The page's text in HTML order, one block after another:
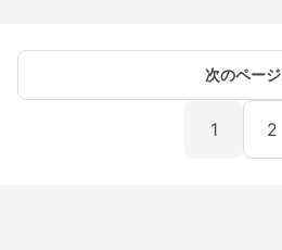
次のページ
1 2